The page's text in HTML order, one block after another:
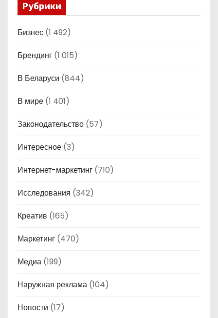
Рубрики
Бизнес (1 492)
Брендинг (1 015)
В Беларуси (844)
В мире (1 401)
Законодательство (57)
Интересное (3)
Интернет-маркетинг (710)
Исследования (342)
Креатив (165)
Маркетинг (470)
Медиа (199)
Наружная реклама (104)
Новости (17)